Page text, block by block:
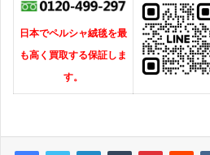
日本でペルシャ絨毯を最
も高く買取する保証しま
す。